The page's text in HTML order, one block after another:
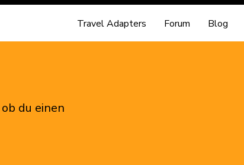
Travel Adapters Forum Blog
du einen